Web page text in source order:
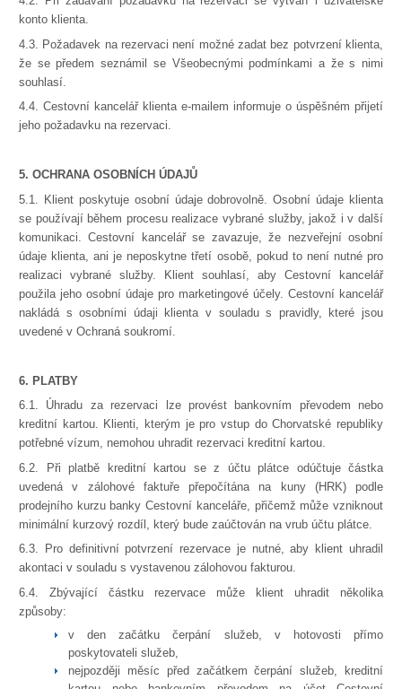
konto klienta.
4.3. Požadavek na rezervaci není možné zadat bez potvrzení klienta,
že se předem seznámil se Všeobecnými podmínkami a že s nimi
souhlasí.
4.4. Cestovní kancelář klienta e-mailem informuje o úspěšném přijetí
jeho požadavku na rezervaci.
5. OCHRANA OSOBNÍCH ÚDAJŮ
5.1. Klient poskytuje osobní údaje dobrovolně. Osobní údaje klienta
se používají během procesu realizace vybrané služby, jakož i v další
komunikaci. Cestovní kancelář se zavazuje, že nezveřejní osobní
údaje klienta, ani je neposkytne třetí osobě, pokud to není nutné pro
realizaci vybrané služby. Klient souhlasí, aby Cestovní kancelář
použila jeho osobní údaje pro marketingové účely. Cestovní kancelář
nakládá s osobními údaji klienta v souladu s pravidly, které jsou
uvedené v Ochraná soukromí.
6. PLATBY
6.1. Úhradu za rezervaci lze provést bankovním převodem nebo
kreditní kartou. Klienti, kterým je pro vstup do Chorvatské republiky
potřebné vízum, nemohou uhradit rezervaci kreditní kartou.
6.2. Při platbě kreditní kartou se z účtu plátce odúčtuje částka
uvedená v zálohové faktuře přepočítána na kuny (HRK) podle
prodejního kurzu banky Cestovní kanceláře, přičemž může vzniknout
minimální kurzový rozdíl, který bude zaúčtován na vrub účtu plátce.
6.3. Pro definitivní potvrzení rezervace je nutné, aby klient uhradil
akontaci v souladu s vystavenou zálohovou fakturou.
6.4. Zbývající částku rezervace může klient uhradit několika
způsoby:
v den začátku čerpání služeb, v hotovosti přímo
poskytovateli služeb,
nejpozději měsíc před začátkem čerpání služeb, kreditní